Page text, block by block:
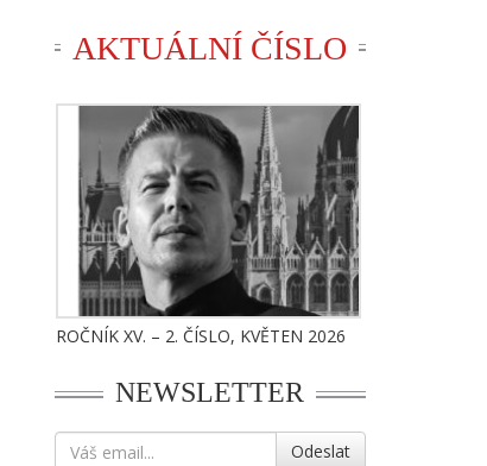
AKTUÁLNÍ ČÍSLO
ROČNÍK XV. – 2. ČÍSLO, KVĚTEN 2026
NEWSLETTER
Odeslat